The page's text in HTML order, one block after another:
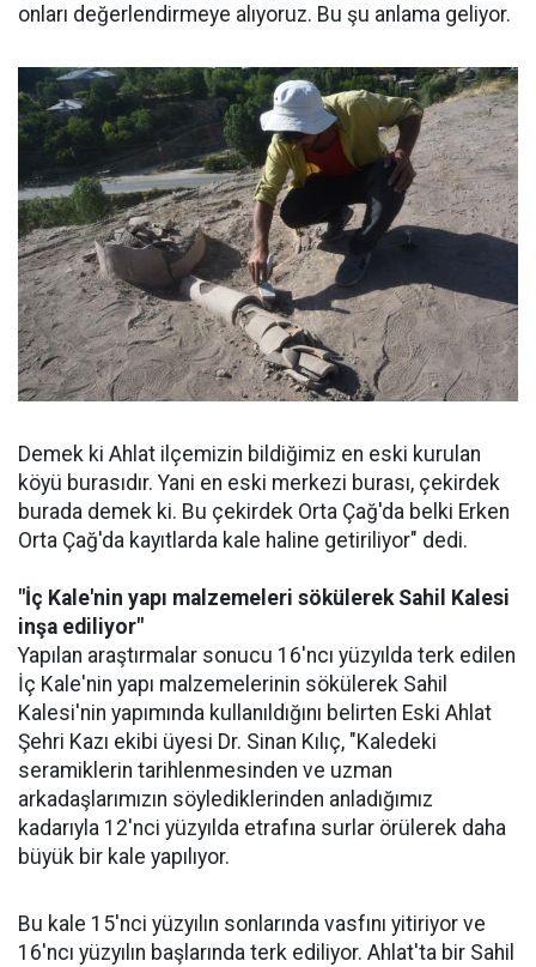
onları değerlendirmeye alıyoruz. Bu şu anlama geliyor.
Demek ki Ahlat ilçemizin bildiğimiz en eski kurulan
köyü burasıdır. Yani en eski merkezi burası, çekirdek
burada demek ki. Bu çekirdek Orta Çağ'da belki Erken
Orta Çağ'da kayıtlarda kale haline getiriliyor" dedi.
"İç Kale'nin yapı malzemeleri sökülerek Sahil Kalesi
inşa ediliyor"
Yapılan araştırmalar sonucu 16'ncı yüzyılda terk edilen
İç Kale'nin yapı malzemelerinin sökülerek Sahil
Kalesi'nin yapımında kullanıldığını belirten Eski Ahlat
Şehri Kazı ekibi üyesi Dr. Sinan Kılıç, "Kaledeki
seramiklerin tarihlenmesinden ve uzman
arkadaşlarımızın söylediklerinden anladığımız
kadarıyla 12'nci yüzyılda etrafına surlar örülerek daha
büyük bir kale yapılıyor.
Bu kale 15'nci yüzyılın sonlarında vasfını yitiriyor ve
16'ncı yüzyılın başlarında terk ediliyor. Ahlat'ta bir Sahil